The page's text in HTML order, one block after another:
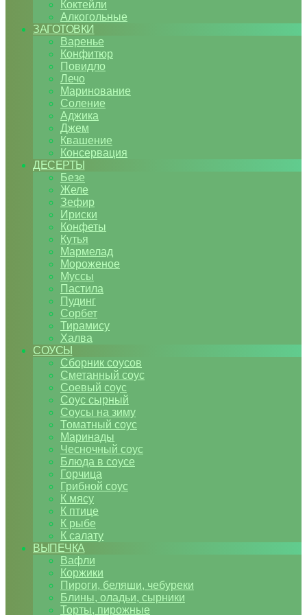
Коктейли
Алкогольные
ЗАГОТОВКИ
Варенье
Конфитюр
Повидло
Лечо
Маринование
Соление
Аджика
Джем
Квашение
Консервация
ДЕСЕРТЫ
Безе
Желе
Зефир
Ириски
Конфеты
Кутья
Мармелад
Мороженое
Муссы
Пастила
Пудинг
Сорбет
Тирамису
Халва
СОУСЫ
Сборник соусов
Сметанный соус
Соевый соус
Соус сырный
Соусы на зиму
Томатный соус
Маринады
Чесночный соус
Блюда в соусе
Горчица
Грибной соус
К мясу
К птице
К рыбе
К салату
ВЫПЕЧКА
Вафли
Коржики
Пироги, беляши, чебуреки
Блины, оладьи, сырники
Торты, пирожные